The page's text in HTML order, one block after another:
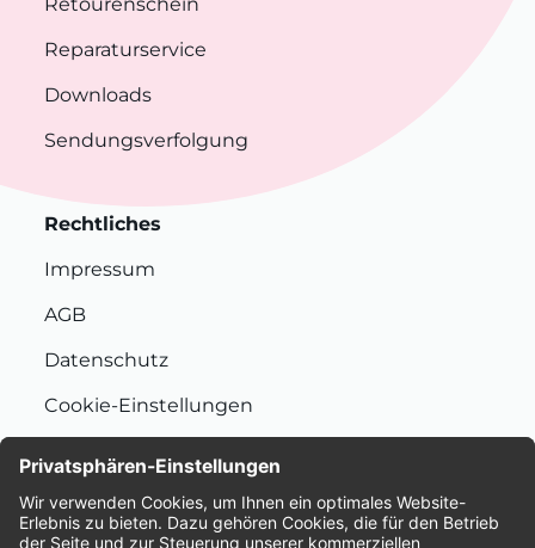
Reparaturservice
Downloads
Sendungsverfolgung
Rechtliches
Impressum
AGB
Datenschutz
Cookie-Einstellungen
Bewertungen